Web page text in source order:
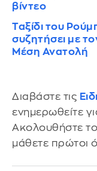
βίντεο
Ταξίδι του
συζητήσει με
Μέση Ανατολή
Διαβάστε τις
ενημερωθείτε
Ακολουθήστε το
μάθετε πρώτοι